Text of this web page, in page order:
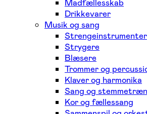
Madfællesskab
Drikkevarer
Musik og sang
Strengeinstrumenter
Strygere
Blæsere
Trommer og
Klaver og harmonika
Sang og
Kor og fællessang